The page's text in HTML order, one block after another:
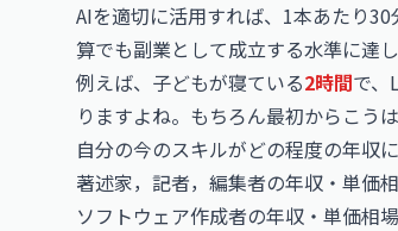
AIを適切に活用すれば、1本あたり
算でも副業として成立する水準に達
例えば、子どもが寝ている2時間で、
りますよね。もちろん最初からこう
自分の今のスキルがどの程度の年収
著述家，記者，編集者の年収・単価
ソフトウェア作成者の年収・単価相場